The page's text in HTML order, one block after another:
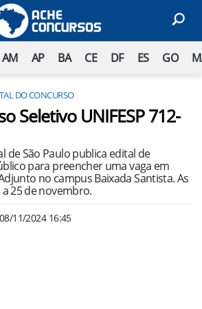
AM AP BA CE DF ES GO
DO CONCURSO
Seletivo UNIFESP 712-
de São Paulo publica edital de
para preencher uma vaga em
no campus Baixada Santista. As
25 de novembro.
08/11/2024 16:45